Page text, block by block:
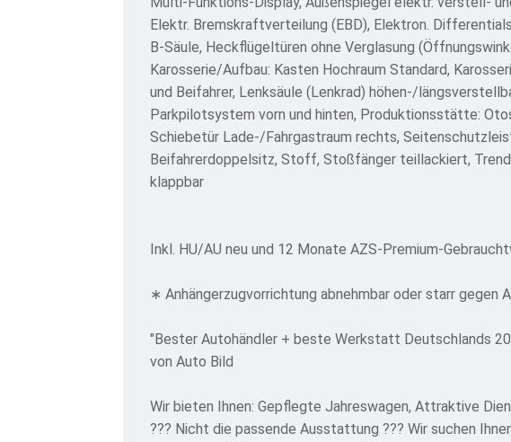
Elektr. Bremskraftverteilung (EBD), Elektron.
B-Säule, Heckflügeltüren ohne Verglasung
Karosserie/Aufbau: Kasten Hochraum Standard,
und Beifahrer, Lenksäule (Lenkrad) höhen-/
Parkpilotsystem vorn und hinten, Produktionsstätte:
Schiebetür Lade-/Fahrgastraum rechts,
Beifahrerdoppelsitz, Stoff, Stoßfänger teillackiert,
klappbar
Inkl. HU/AU neu und 12 Monate AZS-Premium-
∗ Anhängerzugvorrichtung abnehmbar oder starr gegen
"Bester Autohändler + beste Werkstatt Deutschlands
von Auto Bild
Wir bieten Ihnen: Gepflegte Jahreswagen, Attraktive
??? Nicht die passende Ausstattung ??? Wir suchen